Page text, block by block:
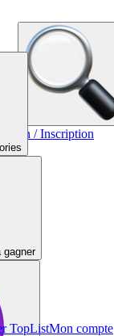
/ Inscription
gagner
TopListMon compte